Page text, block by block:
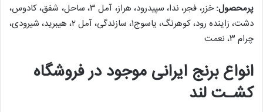
پرمحصول:
خزر، فجر، ندا، سپیدرود، هراز، آمل ۳، ساحل، شفق، کادوس،
دشت، زاینده رود، کوهرنگ، یاسوج۱، سازندگی، آمل ۲، هیبرید، شیرودی،
چرام ۳، نعمت
انواع برنج ایرانی موجود در فروشگاه
کشـت لند